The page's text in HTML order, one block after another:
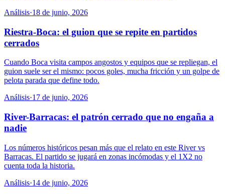
Análisis·18 de junio, 2026
Riestra-Boca: el guion que se repite en partidos
cerrados
Cuando Boca visita campos angostos y equipos que se repliegan, el
guion suele ser el mismo: pocos goles, mucha fricción y un golpe de
pelota parada que define todo.
Análisis·17 de junio, 2026
River-Barracas: el patrón cerrado que no engaña a
nadie
Los números históricos pesan más que el relato en este River vs
Barracas. El partido se jugará en zonas incómodas y el 1X2 no
cuenta toda la historia.
Análisis·14 de junio, 2026